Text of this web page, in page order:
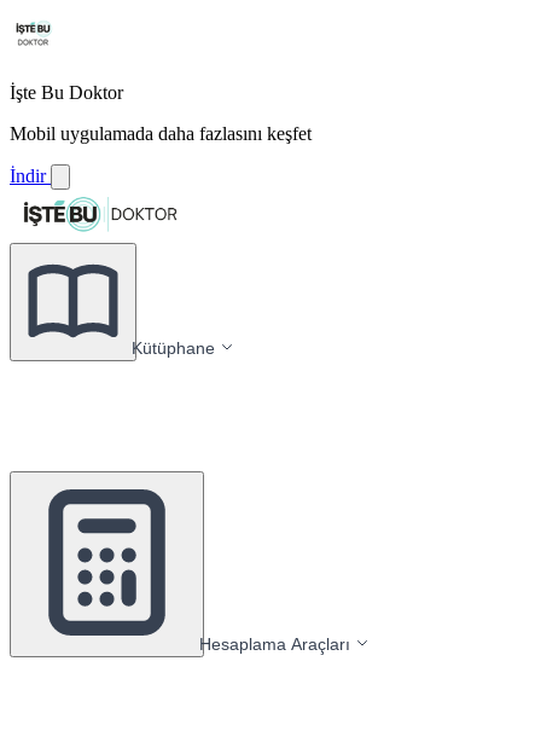
İşte Bu Doktor
Mobil uygulamada daha fazlasını keşfet
İndir
Kütüphane
Hesaplama Araçları